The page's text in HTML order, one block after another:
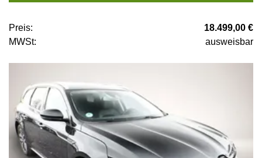
Preis:
18.499,00 €
MWSt:
ausweisbar